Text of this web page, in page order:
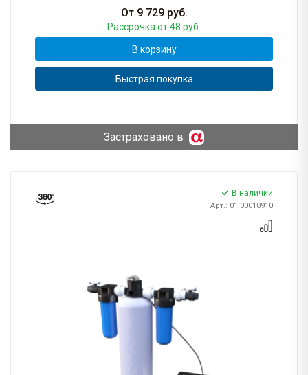
От 9 729руб.
Рассрочка от 48 руб.
В корзину
Быстрая покупка
Застраховано в
В наличии
Арт.: 01.00010910